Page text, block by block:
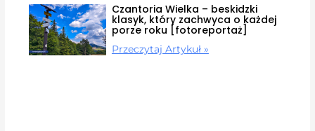
Czantoria Wielka – beskidzki
klasyk, który zachwyca o każdej
porze roku [fotoreportaż]
Przeczytaj Artykuł »